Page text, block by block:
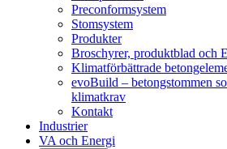
Preconformsystem
Stomsystem
Produkter
Broschyrer, produktblad och
Klimatförbättrade
evoBuild – betongstommen
klimatkrav
Kontakt
Industrier
VA och Energi